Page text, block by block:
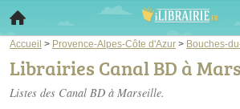
Accueil > Provence-Alpes-Côte d'Azur > Bouches-
Librairies Canal BD à
Listes des Canal BD à Marseille.